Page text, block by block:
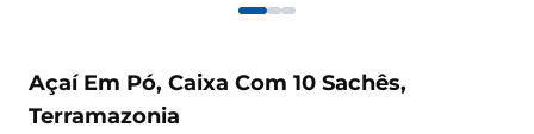
Açaí Em Pó, Caixa Com 10 Sachês,
Terramazonia